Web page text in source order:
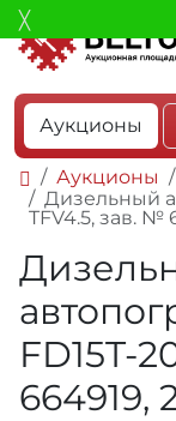
Аукционы
Аукционы
Дизельный
TFV4.5, зав. №
FD15T-
664919,